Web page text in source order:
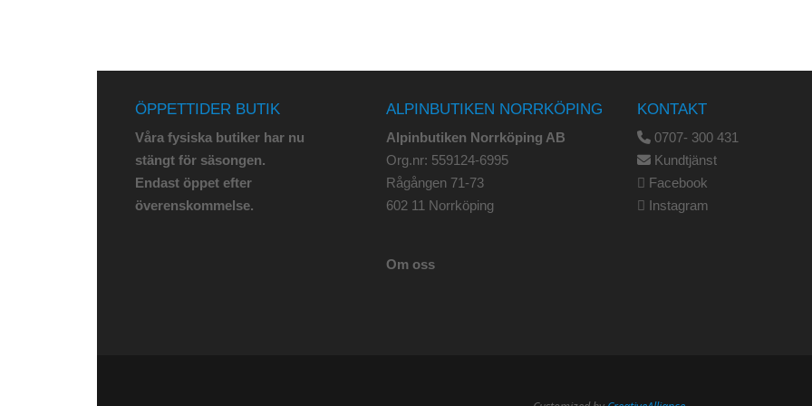
ÖPPETTIDER BUTIK
Våra fysiska butiker har nu
stängt för säsongen.
Endast öppet efter
överenskommelse.
ALPINBUTIKEN NORRKÖPING
Alpinbutiken Norrköping AB
Org.nr: 559124-6995
Rågången 71-73
602 11 Norrköping
Om oss
KONTAKT
0707- 300 431
Kundtjänst
Facebook
Instagram